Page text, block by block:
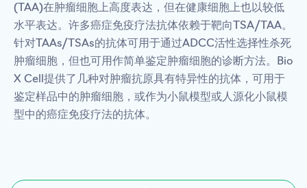
(TAA)在肿瘤细胞上高度表达，但在健康细胞上也以较低
水平表达。许多癌症免疫疗法抗体依赖于靶向TSA/TAA。
针对TAAs/TSAs的抗体可用于通过ADCC活性选择性杀死
肿瘤细胞，但也可用作简单鉴定肿瘤细胞的诊断方法。Bio
X Cell提供了几种对肿瘤抗原具有特异性的抗体，可用于
鉴定样品中的肿瘤细胞，或作为小鼠模型或人源化小鼠模
型中的癌症免疫疗法的抗体。